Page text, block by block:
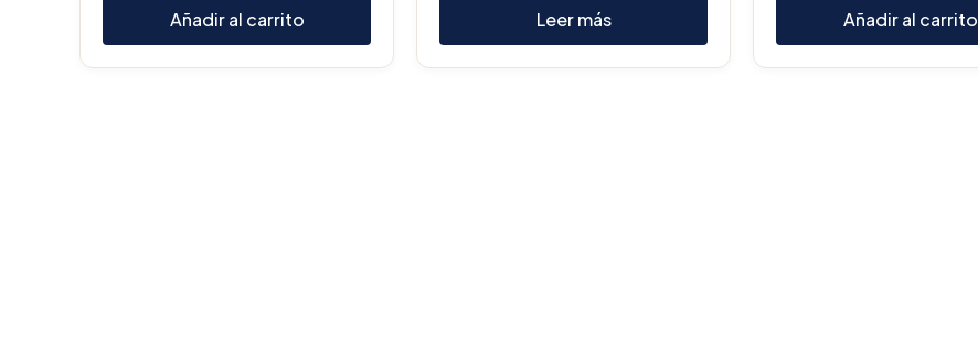
Añadir al carrito Leer más Añadir al carrito